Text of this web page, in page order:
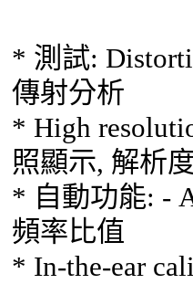
* 測試:
傳射分析
* High
照顯示, 解析
* 自動功能: -
頻率比值
* In-the-ear